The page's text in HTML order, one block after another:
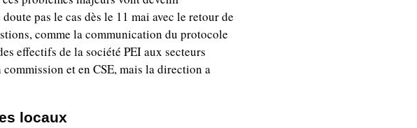
pas le cas dès le 11 mai avec le retour de
comme la communication du protocole
effectifs de la société PEI aux secteurs
et en CSE, mais la direction a
locaux